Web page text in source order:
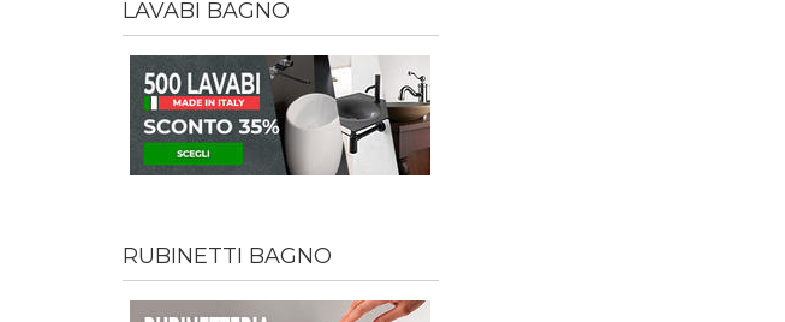
LAVABI BAGNO
RUBINETTI BAGNO